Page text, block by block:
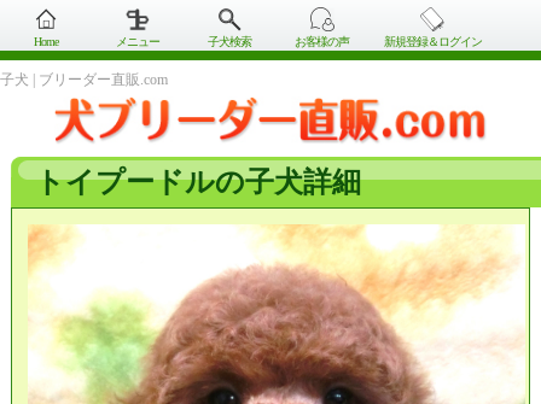
Home メニュー 子犬検索 お客様の声 新規登録＆ログイン
子犬 | ブリーダー直販.com
トイプードルの子犬詳細